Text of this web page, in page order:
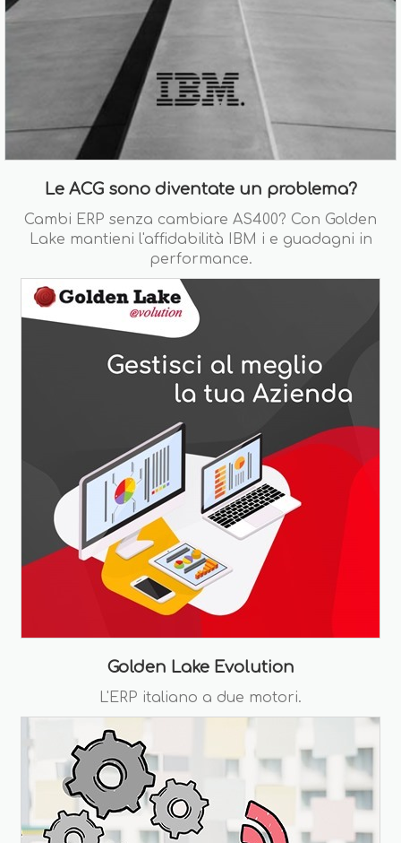
Le ACG sono diventate un problema?
Cambi ERP senza cambiare AS400? Con Golden
Lake mantieni l'affidabilità IBM i e guadagni in
performance.
Golden Lake Evolution
L'ERP italiano a due motori.